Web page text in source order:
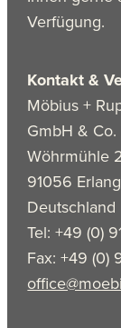
Verfügung.
Kontakt &
Möbius +
GmbH & Co.
Wöhrmühle
91056
Deutschland
Tel: +49 (0)
Fax: +49 (0)